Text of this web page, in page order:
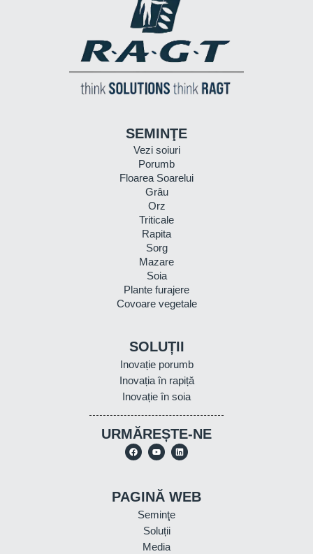
SEMINŢE
Vezi soiuri
Porumb
Floarea Soarelui
Grâu
Orz
Triticale
Rapita
Sorg
Mazare
Soia
Plante furajere
Covoare vegetale
SOLUȚII
Inovație porumb
Inovația în rapiță
Inovație în soia
URMĂREȘTE-NE
PAGINĂ WEB
Seminţe
Soluții
Media